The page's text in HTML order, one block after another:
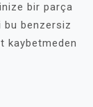
bir parça
bu benzersiz
kaybetmeden